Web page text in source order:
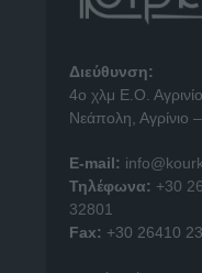
Διεύθυνση:
4o χλμ Ε.Ο.
Νεάπολη, Αγρίνιο
E-mail:
Τηλέφωνα: +30
32801
Fax: +30 26410